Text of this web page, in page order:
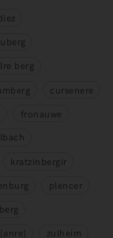
berg
cursenere
fronauwe
kratzinbergir
plencer
zulheim